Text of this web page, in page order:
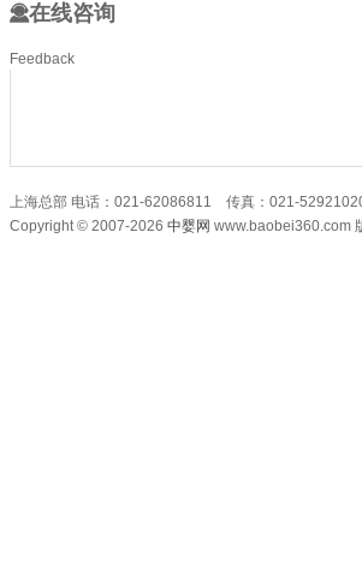
在线咨询
Feedback
上海总部 电话：021-62086811 传真：021-
Copyright © 2007-2026 中婴网 www.baobei360.com